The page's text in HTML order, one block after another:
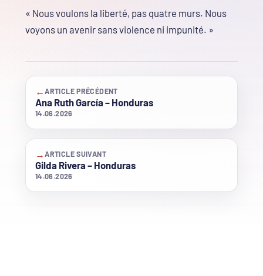
« Nous voulons la liberté, pas quatre murs. Nous
voyons un avenir sans violence ni impunité. »
←ARTICLE PRÉCÉDENT
Ana Ruth García – Honduras
14.06.2026
→ARTICLE SUIVANT
Gilda Rivera – Honduras
14.06.2026